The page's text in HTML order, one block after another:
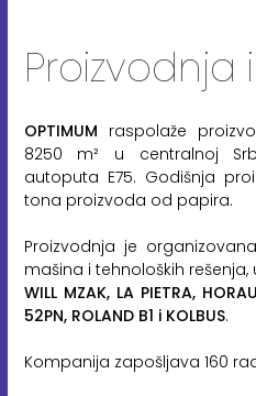
Proizvodnja i
OPTIMUM raspolaže
8250 m² u centralnoj
autoputa E75. Godišnja
tona proizvoda od papira.
Proizvodnja je
mašina i tehnoloških rešenja,
WILL MZAK, LA PIETRA,
52PN, ROLAND B1 i KOLBUS.
Kompanija zapošljava 160